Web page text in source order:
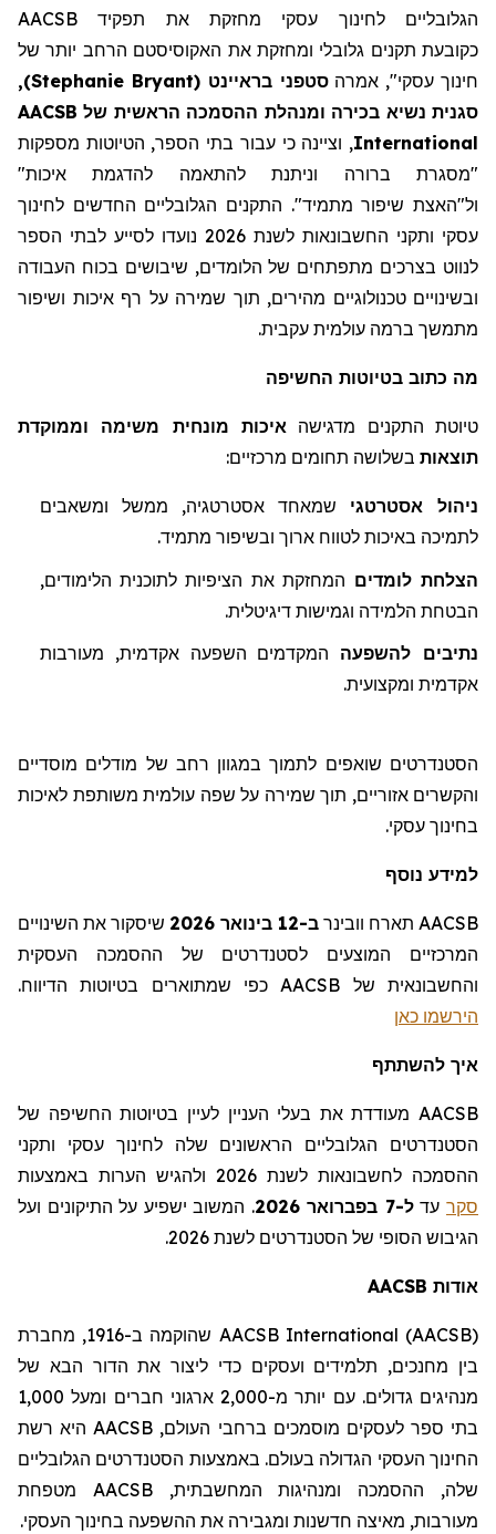
הגלובליים לחינוך עסקי מחזקת את תפקיד AACSB
כקובעת תקנים גלובלי ומחזקת את האקוסיסטם הרחב יותר של
חינוך עסקי", אמרהסטפניבראיינט (
Stephanie Bryant
)
,
סגנית נשיא בכירה ומנהלת ההסמכה הראשית של AACSB
International, וציינה כי עבור בתי הספר, הטיוטות מספקות
"מסגרת ברורה וניתנת להתאמה להדגמת איכות"
ול"האצתשיפור מתמיד". התקנים הגלובליים החדשים לחינוך
עסקי ותקני החשבונאות לשנת 2026 נועדו לסייע לבתי הספר
לנווט בצרכים מתפתחים של הלומדים, שיבושים בכוח העבודה
ובשינויים טכנולוגיים מהירים, תוך שמירה על רף איכות ושיפור
מתמשך ברמה עולמית עקבית.
מה כתוב בטיוטות החשיפה
טיוטת התקנים מדגישה איכות מונחית משימה וממוקדת
תוצאות בשלושה תחומים מרכזיים:
ניהול אסטרטגי שמאחד אסטרטגיה, ממשל ומשאבים
לתמיכה באיכות לטווח ארוך ובשיפור מתמיד.
הצלחת לומדים המחזקת את הציפיות לתוכנית הלימודים,
הבטחת הלמידה וגמישות דיגיטלית.
נתיבים להשפעה המקדמים השפעה אקדמית, מעורבות
אקדמית ומקצועית.
הסטנדרטים שואפים לתמוך במגוון רחב של מודלים מוסדיים
והקשרים אזוריים, תוך שמירה על שפה עולמית משותפת לאיכות
בחינוך עסקי.
למידע נוסף
AACSB תארח וובינר ב-12 בינואר 2026 שיסקור את השינויים
המרכזיים המוצעים לסטנדרטים של ההסמכה העסקית
והחשבונאית של AACSB
כפי שמתוארים בטיוטות הדיווח.
הירשמו כאן
איך להשתתף
AACSB מעודדת את בעלי העניין לעיין בטיוטות החשיפה של
הסטנדרטים הגלובליים הראשונים שלה לחינוך עסקי ותקני
ההסמכה לחשבונאות לשנת 2026 ולהגיש הערות באמצעות
סקרעדל-7 בפברואר 2026 . המשוב ישפיע על התיקונים ועל
הגיבוש הסופי של הסטנדרטים לשנת 2026.
אודות AACSB
AACSB International (AACSB) שהוקמה ב-1916,
מחברת
בין מחנכים, תלמידים ועסקים כדי ליצור את הדור הבא של
מנהיגים גדולים. עם יותר מ-2,000 ארגוני חברים ומעל 1,000
בתי ספר לעסקים מוסמכים ברחבי העולם, AACSBהיא רשת
החינוך העסקי הגדולה בעולם. באמצעות הסטנדרטים הגלובליים
שלה, ההסמכה ומנהיגות המחשבתית,AACSB מטפחת
מעורבות, מאיצה חדשנות ומגבירה את ההשפעה בחינוך העסקי.